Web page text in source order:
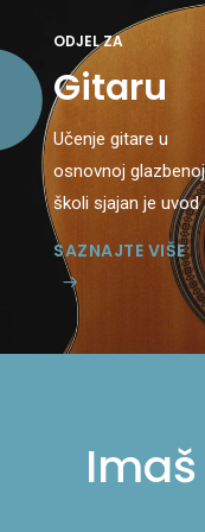
ODJEL ZA
Gitaru
Učenje gitare u
osnovnoj glazbenoj
školi sjajan je uvod
u svijet gitare jer
omogućuje
upoznavanje raznih
glazbenih stilova,
SAZNAJTE VIŠE